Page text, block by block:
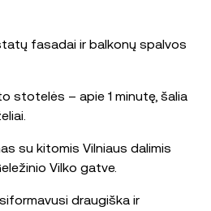
fasadai ir balkonų spalvos
stotelės – apie 1 minutę, šalia
su kitomis Vilniaus dalimis
Vilko gatve.
draugiška ir